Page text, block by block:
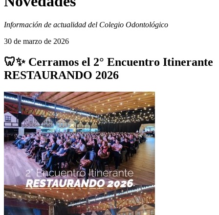
Información de actualidad del Colegio Odontológico
30 de marzo de 2026
🦷✨ Cerramos el 2° Encuentro Itinerante
RESTAURANDO 2026